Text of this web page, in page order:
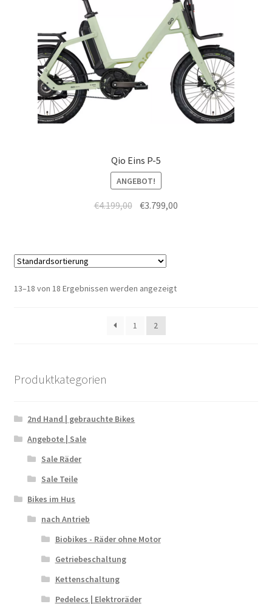
Qio Eins P-5
ANGEBOT!
€4.199,00 €3.799,00
13–18 von 18 Ergebnissen werden angezeigt
1 2
Produktkategorien
2nd Hand | gebrauchte Bikes
Angebote | Sale
Sale Räder
Sale Teile
Bikes im Hus
nach Antrieb
Biobikes - Räder ohne Motor
Getriebeschaltung
Kettenschaltung
Pedelecs | Elektroräder